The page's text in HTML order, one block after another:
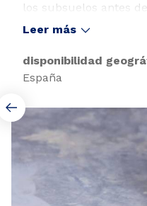
Slide 1 of 2
los subsuelos antes
de revestimientos.
Leer más
disponibilidad
España